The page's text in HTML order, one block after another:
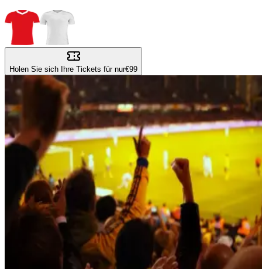
Holen Sie sich Ihre Tickets für nur€99